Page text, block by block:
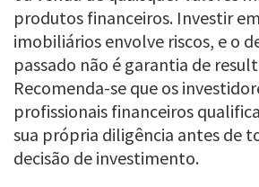
produtos financeiros. Investir
imobiliários envolve riscos, e o
passado não é garantia de
Recomenda-se que os
profissionais financeiros
sua própria diligência antes de
decisão de investimento.